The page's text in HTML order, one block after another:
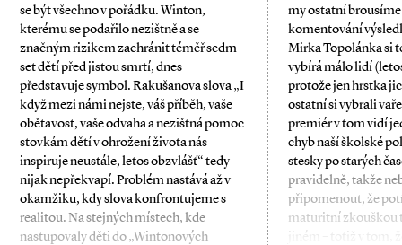
se být všechno v pořádku. Winton,
kterému se podařilo nezištně a se
značným rizikem zachránit téměř sedm
set dětí před jistou smrtí, dnes
představuje symbol. Rakušanova slova „I
když mezi námi nejste, váš příběh, vaše
obětavost, vaše odvaha a nezištná pomoc
stovkám dětí v ohrožení života nás
inspiruje neustále, letos obzvlášť“ tedy
nijak nepřekvapí. Problém nastává až v
okamžiku, kdy slova konfrontujeme s
realitou. Na stejných místech, kde
nastupovaly děti do „Wintonových
my ostatní
komentování
Mirka Topolánka si
vybírá málo lidí
protože jen hrstka
ostatní si vybrali
premiér v tom vidí
chyb naší školské
stesky po starých
pravidelně, takže
připomenout, že
maturitní zkouškou
jiném – totiž v tom,